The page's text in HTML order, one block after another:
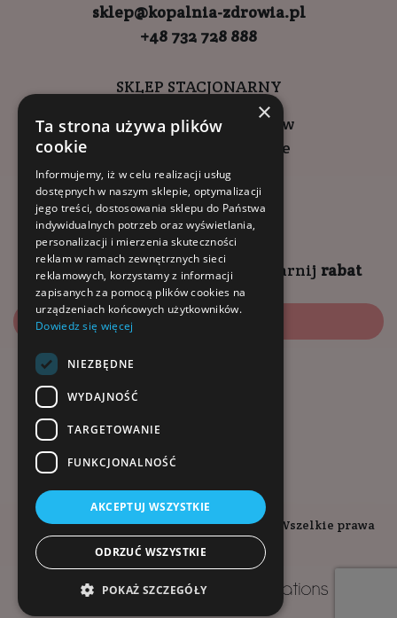
sklep@kopalnia-zdrowia.pl
+48 732 728 888
SKLEP STACJONARNY
ul. Wadowicka 6, Kraków
Kompleks Buma Square
godziny otwarcia:
9:00 - 18:00 (pon-pt)
10:00 - 14:00 (sob)
Zapisz się naNEWSLETTER zgarnij rabat
Zapisz się
Copyright © 2026. Kopalnia-Zdrowia.pl - Wszelkie prawa
Projekt i wykonanie
×
Ta strona używa plików
cookie
Informujemy, iż w celu realizacji usług
dostępnych w naszym sklepie, optymalizacji
jego treści, dostosowania sklepu do Państwa
indywidualnych potrzeb oraz wyświetlania,
personalizacji i mierzenia skuteczności
reklam w ramach zewnętrznych sieci
reklamowych, korzystamy z informacji
zapisanych za pomocą plików cookies na
urządzeniach końcowych użytkowników.
Dowiedz się więcej
NIEZBĘDNE
WYDAJNOŚĆ
TARGETOWANIE
FUNKCJONALNOŚĆ
AKCEPTUJ WSZYSTKIE
ODRZUĆ WSZYSTKIE
POKAŻ SZCZEGÓŁY